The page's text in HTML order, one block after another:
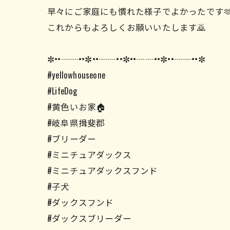
早々にご家庭にも慣れた様子でよかったです
これからもよろしくお願いいたします🙇
✼••┈┈••✼••┈┈••✼••┈┈••✼••┈┈••✼
#yellowhouseone
#LifeDog
#黄色いお家🏠
#岐阜県揖斐郡
#ブリーダー
#ミニチュアダックス
#ミニチュアダックスフンド
#子犬
#ダックスフンド
#ダックスブリーダー